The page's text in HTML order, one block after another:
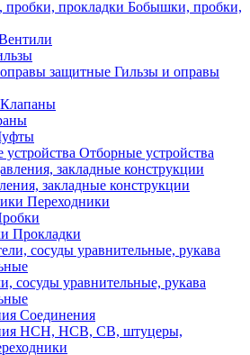
Бобышки, пробки,
Гильзы и оправы
Клапаны
Отборные устройства
закладные конструкции
Переходники
Прокладки
сосуды уравнительные, рукава
Соединения